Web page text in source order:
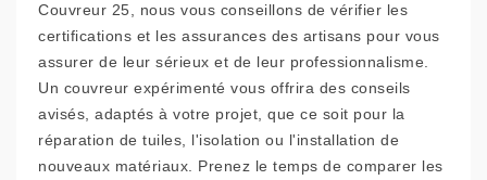
Couvreur 25, nous vous conseillons de vérifier les
certifications et les assurances des artisans pour vous
assurer de leur sérieux et de leur professionnalisme.
Un couvreur expérimenté vous offrira des conseils
avisés, adaptés à votre projet, que ce soit pour la
réparation de tuiles, l'isolation ou l'installation de
nouveaux matériaux. Prenez le temps de comparer les